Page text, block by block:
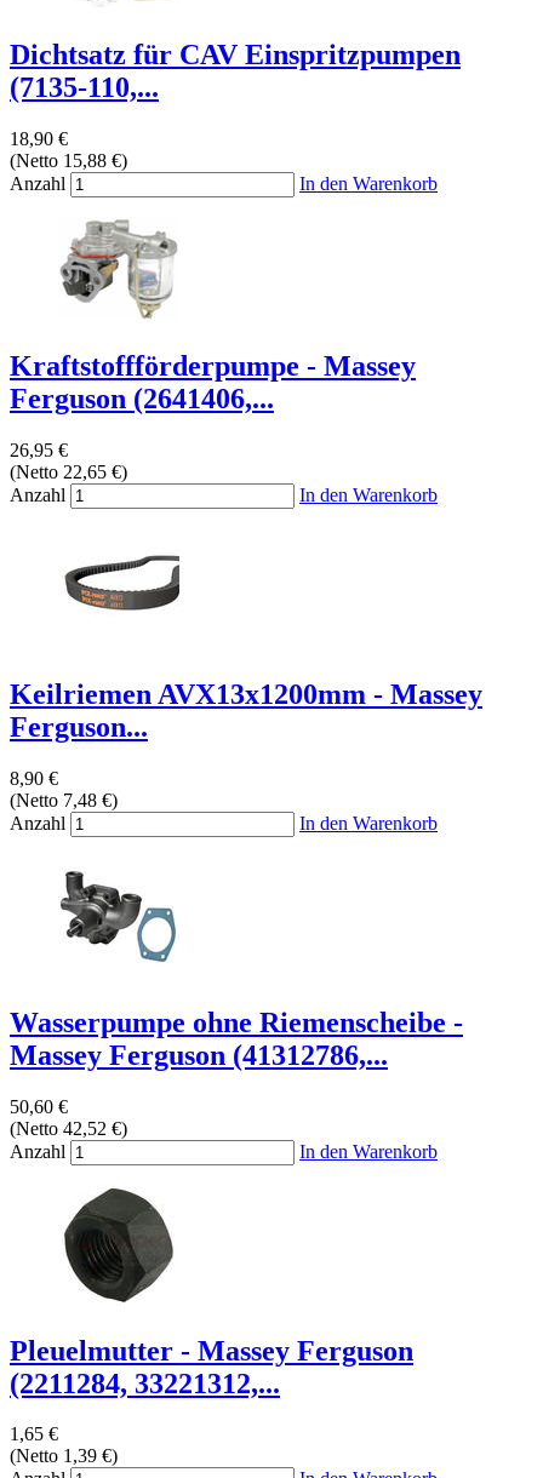
Dichtsatz für CAV Einspritzpumpen
(7135-110,...
18,90 €
(Netto 15,88 €)
Anzahl
In den Warenkorb
Kraftstoffförderpumpe - Massey
Ferguson (2641406,...
26,95 €
(Netto 22,65 €)
Anzahl
In den Warenkorb
Keilriemen AVX13x1200mm - Massey
Ferguson...
8,90 €
(Netto 7,48 €)
Anzahl
In den Warenkorb
Wasserpumpe ohne Riemenscheibe -
Massey Ferguson (41312786,...
50,60 €
(Netto 42,52 €)
Anzahl
In den Warenkorb
Pleuelmutter - Massey Ferguson
(2211284, 33221312,...
1,65 €
(Netto 1,39 €)